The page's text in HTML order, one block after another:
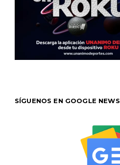
SÍGUENOS EN GOOGLE NEWS